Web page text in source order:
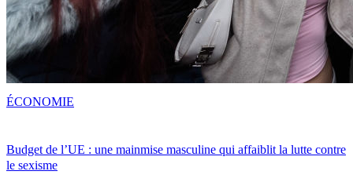
Budget de l’UE : une mainmise masculine qui affaiblit la lutte contre
le sexisme
ÉCONOMIE